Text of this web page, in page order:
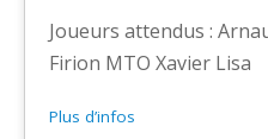
Joueurs attendus :
Firion MTO Xavier Lisa
Plus d’infos